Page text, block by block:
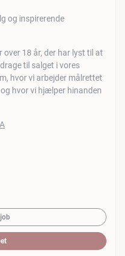
og inspirerende
over 18 år, der har lyst til at
til salget i vores
hvor vi arbejder målrettet
hvor vi hjælper hinanden